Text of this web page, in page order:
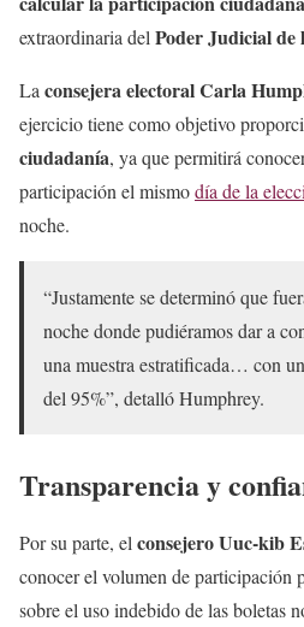
extraordinaria del Poder Judicial de
La consejera electoral Carla
ejercicio tiene como objetivo
ciudadanía, ya que permitirá
participación el mismodía de la
noche.
“Justamente se determinó que
noche donde pudiéramos dar a
una muestra estratificada… con
del 95%”, detalló Humphrey.
Transparencia y
Por su parte, el consejero Uuc-kib
conocer el volumen de participación
sobre el uso indebido de las boletas